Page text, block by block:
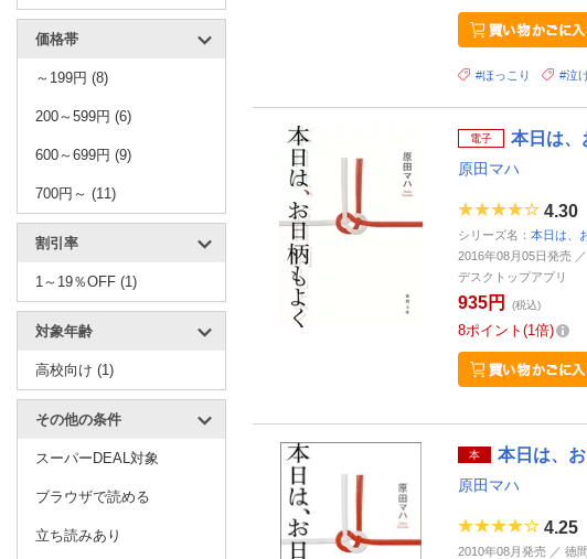
価格帯
～199円 (8)
200～599円 (6)
600～699円 (9)
700円～ (11)
割引率
1～19％OFF (1)
対象年齢
高校向け (1)
その他の条件
スーパーDEAL対象
ブラウザで読める
立ち読みあり
#ほっこり #泣
電子 本日は、
原田マハ
4.30
シリーズ名： 本日は、
2016年08月05日発売
デスクトップアプリ
935円 (税込)
8ポイント 1倍
本 本日は、
原田マハ
4.25
2010年08月発売 ／ 徳